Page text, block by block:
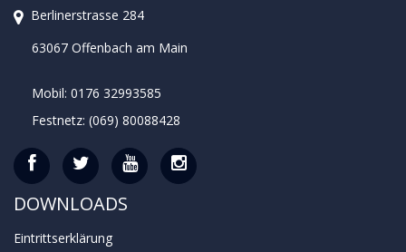
Berlinerstrasse 284
63067 Offenbach am Main
Mobil: 0176 32993585
Festnetz: (069) 80088428
DOWNLOADS
Eintrittserklärung